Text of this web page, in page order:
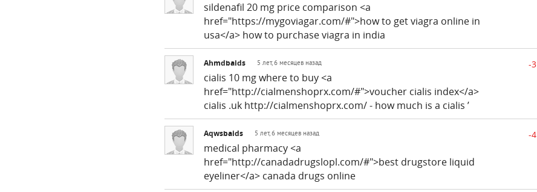
sildenafil 20 mg price comparison <a
href="https://mygoviagar.com/#">how to get viagra online in
usa</a> how to purchase viagra in india
Ahmdbaids 5 лет, 6 месяцев назад
cialis 10 mg where to buy <a
href="http://cialmenshoprx.com/#">voucher cialis index</a>
cialis .uk http://cialmenshoprx.com/ - how much is a cialis ’
-3
Aqwsbaids 5 лет, 6 месяцев назад
medical pharmacy <a
href="http://canadadrugslopl.com/#">best drugstore liquid
eyeliner</a> canada drugs online
-4